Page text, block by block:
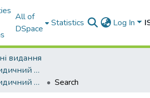
All of
DSpace
Statistics Log In
видання
Lex Portus : юридичний науковий журнал
Lex Portus : юридичний науковий журнал. - 2018. - № 5.
Search